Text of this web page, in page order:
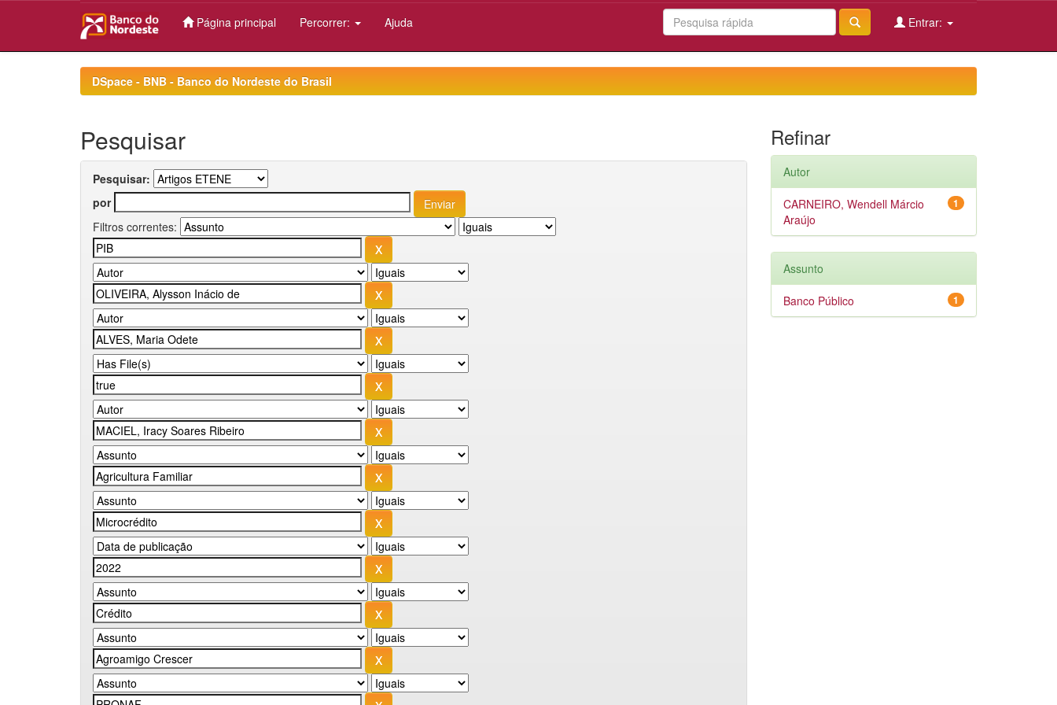
Página principal Percorrer: Ajuda Entrar:
DSpace - BNB - Banco do Nordeste do Brasil
Pesquisar
Pesquisar:
por
Filtros correntes:
Refinar
Autor
1
CARNEIRO, Wendell Márcio
Araújo
Assunto
1
Banco Público